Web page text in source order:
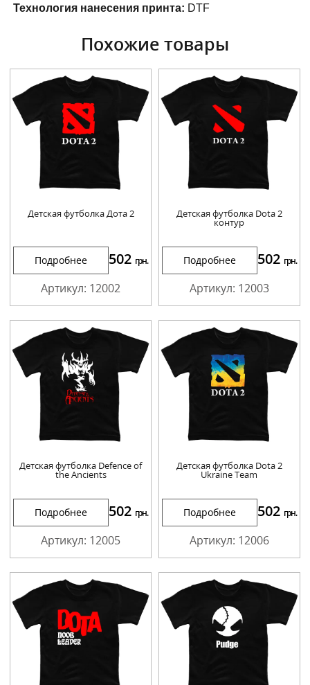
Технология нанесения принта: DTF
Похожие товары
Детская футболка Дота 2
Подробнее 502 грн.
Артикул: 12002
Детская футболка Dota 2
контур
Подробнее 502 грн.
Артикул: 12003
Детская футболка Defence of
the Ancients
Подробнее 502 грн.
Артикул: 12005
Детская футболка Dota 2
Ukraine Team
Подробнее 502 грн.
Артикул: 12006